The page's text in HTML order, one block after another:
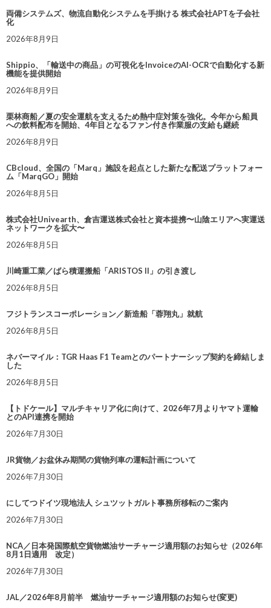
両備システムズ、物流自動化システムを手掛ける 株式会社APTを子会社
化
2026年8月9日
Shippio、「輸送中の商品」の可視化をInvoiceのAI-OCRで自動化する新
機能を提供開始
2026年8月9日
栗林商船／夏の安全運航を支えるため熱中症対策を強化。今年から船員
への飲料配布を開始、4年目となるファン付き作業服の支給も継続
2026年8月9日
CBcloud、全国の「Marq」施設を起点とした新たな配送プラットフォー
ム「MarqGO」開始
2026年8月5日
株式会社Univearth、倉吉運送株式会社と資本提携〜山陰エリアへ実運送
ネットワークを拡大〜
2026年8月5日
川崎重工業／ばら積運搬船「ARISTOS II」の引き渡し
2026年8月5日
フジトランスコーポレーション／新造船「蓉翔丸」就航
2026年8月5日
ネバーマイル：TGR Haas F1 Teamとのパートナーシップ契約を締結しま
した
2026年8月5日
【トドケール】マルチキャリア化に向けて、2026年7月よりヤマト運輸
とのAPI連携を開始
2026年7月30日
JR貨物／お盆休み期間の貨物列車の運転計画について
2026年7月30日
にしてつドイツ現地法人 シュツットガルト事務所移転のご案内
2026年7月30日
NCA／日本発国際航空貨物燃油サーチャージ適用額のお知らせ（2026年
8月1日適用 改定）
2026年7月30日
JAL／2026年8月前半 燃油サーチャージ適用額のお知らせ(変更)